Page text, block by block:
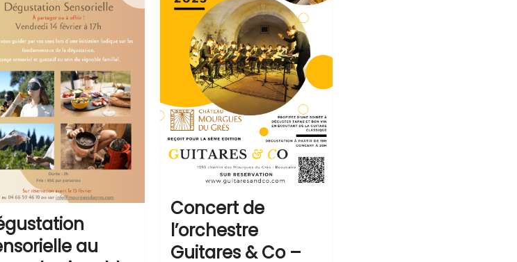
Concert de
l’orchestre
Guitares & Co –
au